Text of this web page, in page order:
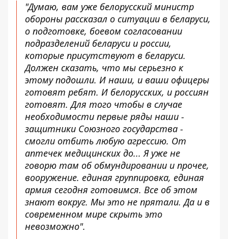
"Думаю, вам уже белорусский министр
обороны рассказал о ситуации в беларуси,
о подготовке, боевом согласовании
подразделений беларуси и россии,
которые присутствуют в беларуси.
Должен сказать, что мы серьезно к
этому подошли. И наши, и ваши офицеры
готовят ребят. И белорусских, и россиян
готовят. Для того чтобы в случае
необходимости первые ряды наши -
защитники Союзного государства -
смогли отбить любую агрессию. От
аптечек медицинских до... Я уже не
говорю там об обмундировании и прочее,
вооружение. единая группировка, единая
армия сегодня готовимся. Все об этом
знают вокруг. Мы это не прятали. Да и в
современном мире скрыть это
невозможно".